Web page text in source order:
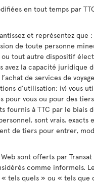
en tout temps par
et représentez que
de toute personne
tout autre dispositif
avez la capacité juridique
de services de
d’utilisation; iv) vous
pour vous ou pour des
fournis à TTC par le biais
sont vrais, exacts
de tiers pour entrer,
sont offerts par
comme informels.
tels quels » ou « tels